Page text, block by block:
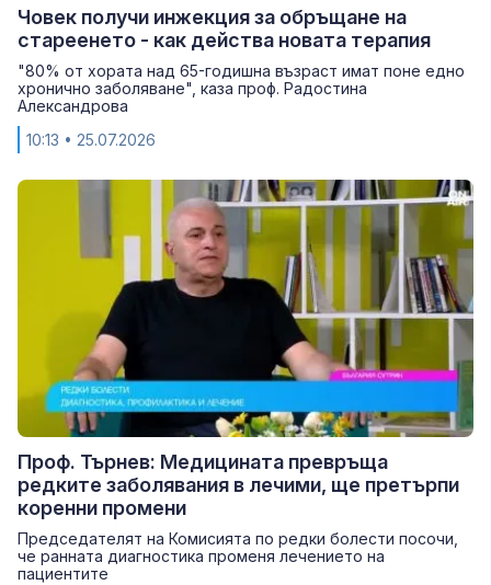
Човек получи инжекция за обръщане на
стареенето - как действа новата терапия
"80% от хората над 65-годишна възраст имат поне едно
хронично заболяване", каза проф. Радостина
Александрова
10:13 • 25.07.2026
Проф. Търнев: Медицината превръща
редките заболявания в лечими, ще претърпи
коренни промени
Председателят на Комисията по редки болести посочи,
че ранната диагностика променя лечението на
пациентите